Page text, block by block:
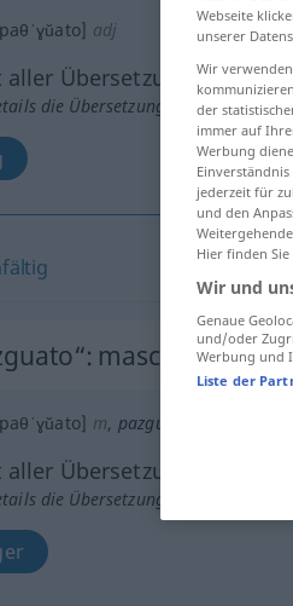
adj
aller Übersetzungen
die Übersetzung anklicken/
: masculino
m, pazguata
Übersetzungen
die Übersetzung anklicken/
Webseite
unserer
Wir
der
immer auf
Werbung
jederzeit für
und den
Hier finden
Wir und
Genaue
und/oder
Werbung und
Liste der